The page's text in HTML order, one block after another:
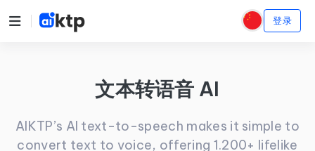
登录
文本转语音 AI
AIKTP’s AI text-to-speech makes it simple to
convert text to voice, offering 1.200+ lifelike